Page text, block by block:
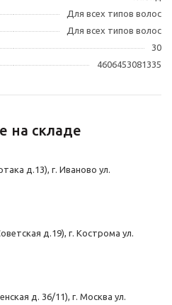
Для всех типов волос
Для всех типов волос
30
4606453081335
на складе
д.13), г. Иваново ул.
д.19), г. Кострома ул.
д. 36/11), г. Москва ул.